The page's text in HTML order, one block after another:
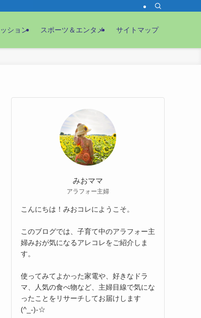
ション スポーツ＆エンタメ サイトマップ
みおママ
アラフォー主婦
こんにちは！みおコレにようこそ。
このブログでは、子育て中のアラフォー主
婦みおが気になるアレコレをご紹介しま
す。
使ってみてよかった家電や、好きなドラ
マ、人気の食べ物など、主婦目線で気にな
ったことをリサーチしてお届けします
(^_-)-☆